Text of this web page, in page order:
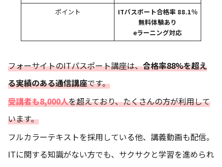
ポイント
ITパスポート合格率 88.1％
無料体験あり
eラーニング対応
フォーサイトのITパスポート講座は、合格率88%を超え
る実績のある通信講座です。
受講者も8,000人を超えており、たくさんの方が利用して
います。
フルカラーテキストを採用している他、講義動画も配信。
ITに関する知識がない方でも、サクサクと学習を進められ